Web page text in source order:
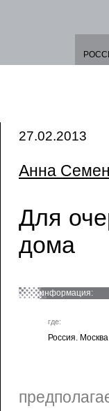
27.02.2013
Анна
Для
дома
информация:
где:
Россия. Москва